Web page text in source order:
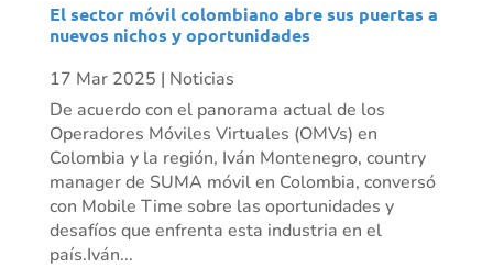
El sector móvil colombiano abre sus puertas a
nuevos nichos y oportunidades
17 Mar 2025 | Noticias
De acuerdo con el panorama actual de los
Operadores Móviles Virtuales (OMVs) en
Colombia y la región, Iván Montenegro, country
manager de SUMA móvil en Colombia, conversó
con Mobile Time sobre las oportunidades y
desafíos que enfrenta esta industria en el
país.Iván...